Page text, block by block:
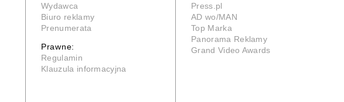
Wydawca
Biuro reklamy
Prenumerata
Prawne:
Regulamin
Klauzula informacyjna
Press.pl
AD wo/MAN
Top Marka
Panorama Reklamy
Grand Video Awards